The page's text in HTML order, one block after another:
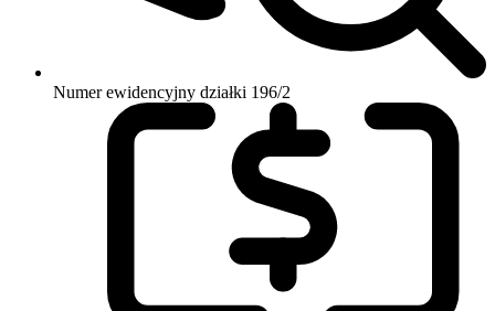
Numer ewidencyjny działki 196/2